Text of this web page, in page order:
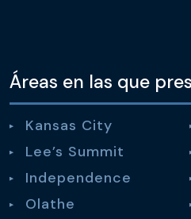
Áreas en las que
Kansas City
Lee’s Summit
Independence
Olathe